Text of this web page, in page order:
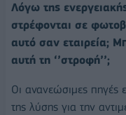
Λόγω της
στρέφονται σε
αυτό σαν εταιρεία;
αυτή τη ‘’στροφή’’;
Οι ανανεώσιμες πηγές
της λύσης για την